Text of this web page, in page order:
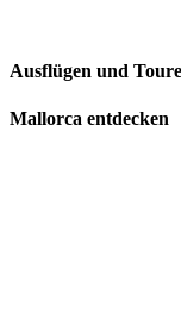
Ausflügen und
Mallorca entdecken